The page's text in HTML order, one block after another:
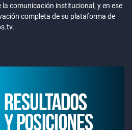
comunicación institucional, y en ese
completa de su plataforma de